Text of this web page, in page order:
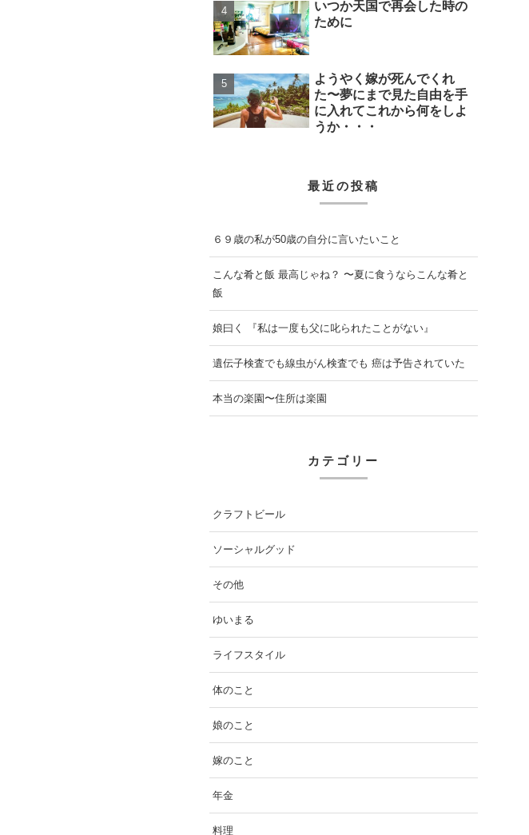
いつか天国で再会した時の
ために
ようやく嫁が死んでくれ
た〜夢にまで見た自由を手
に入れてこれから何をしよ
うか・・・
最近の投稿
６９歳の私が50歳の自分に言いたいこと
こんな肴と飯 最高じゃね？ 〜夏に食うならこんな肴と
飯
娘曰く 『私は一度も父に叱られたことがない』
遺伝子検査でも線虫がん検査でも 癌は予告されていた
本当の楽園〜住所は楽園
カテゴリー
クラフトビール
ソーシャルグッド
その他
ゆいまる
ライフスタイル
体のこと
娘のこと
嫁のこと
年金
料理